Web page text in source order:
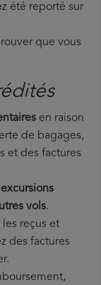
été reporté sur
que vous
en raison
de bagages,
et des factures
vols.
reçus et
des factures